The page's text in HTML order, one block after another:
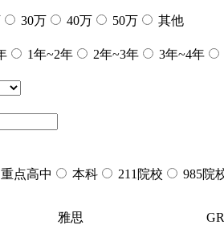
30万 40万 50万
其他
1年~2年 2年~3年
3年~4年
重点高中 本科 211院校 985院
雅思